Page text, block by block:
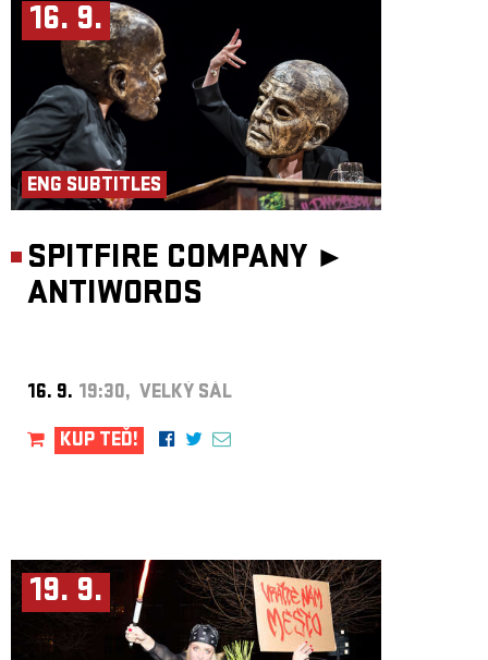
16. 9.
ENG SUBTITLES
SPITFIRE COMPANY ►
ANTIWORDS
16. 9. 19:30, VELKÝ SÁL
KUP TEĎ!
19. 9.